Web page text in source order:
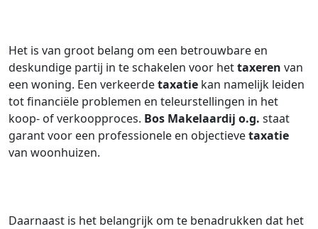
Het is van groot belang om een betrouwbare en
deskundige partij in te schakelen voor hettaxeren van
een woning. Een verkeerdetaxatie kan namelijk leiden
tot financiële problemen en teleurstellingen in het
koop- of verkoopproces. Bos Makelaardij o.g. staat
garant voor een professionele en objectievetaxatie
van woonhuizen.
Daarnaast is het belangrijk om te benadrukken dat het